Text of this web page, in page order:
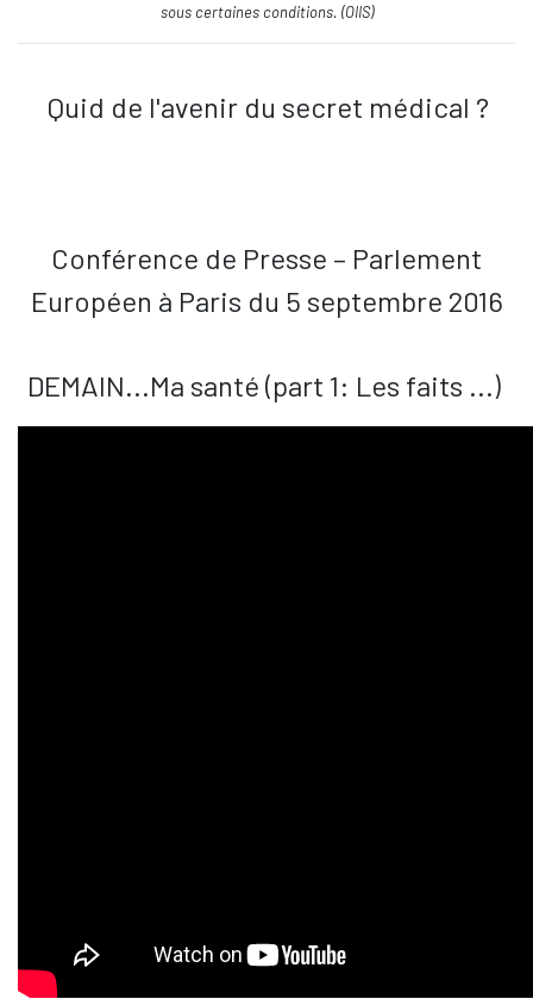
sous certaines conditions. (OIIS)
Quid de l'avenir du secret médical ?
Conférence de Presse – Parlement
Européen à Paris du 5 septembre 2016
DEMAIN...Ma santé (part 1: Les faits ...)